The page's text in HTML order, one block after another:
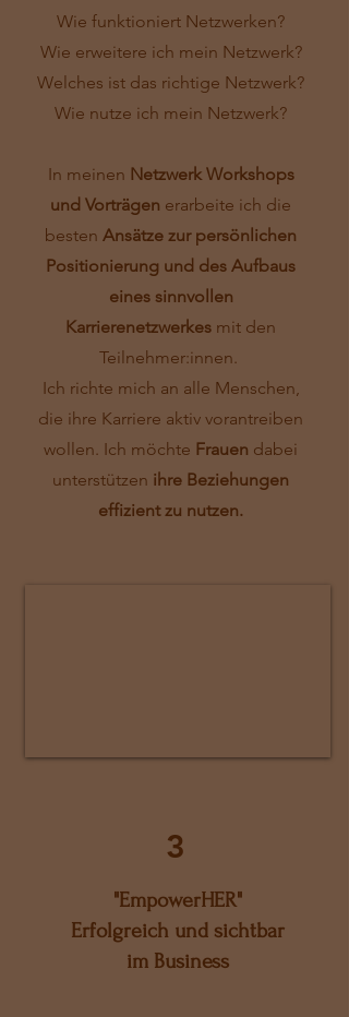
Wie funktioniert Netzwerken?
Wie erweitere ich mein Netzwerk?
Welches ist das richtige Netzwerk?
Wie nutze ich mein Netzwerk?
In meinen Netzwerk Workshops
und Vorträgen erarbeite ich die
besten Ansätze zur persönlichen
Positionierung und des Aufbaus
eines sinnvollen
Karrierenetzwerkes mit den
Teilnehmer:innen.
Ich richte mich an alle Menschen,
die ihre Karriere aktiv vorantreiben
wollen. Ich möchte Frauen dabei
unterstützen ihre Beziehungen
effizient zu nutzen.
"EmpowerHER"
Erfolgreich und sichtbar
im Business
3